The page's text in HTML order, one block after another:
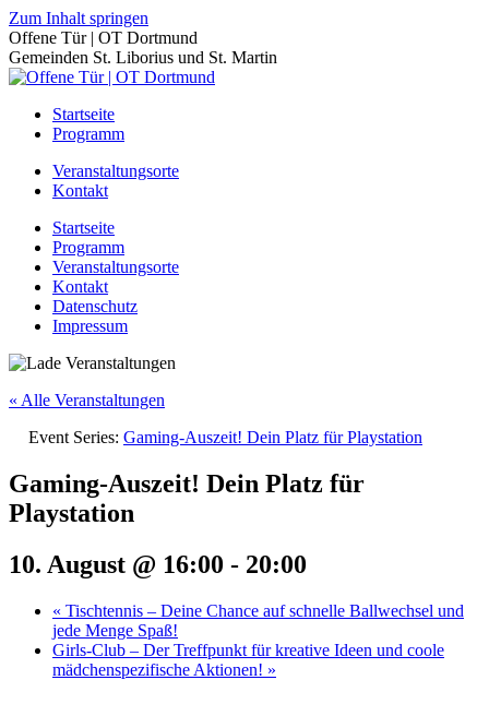
Zum Inhalt springen
Offene Tür | OT Dortmund
Gemeinden St. Liborius und St. Martin
Startseite
Programm
Veranstaltungsorte
Kontakt
Startseite
Programm
Veranstaltungsorte
Kontakt
Datenschutz
Impressum
« Alle Veranstaltungen
Event Series: Gaming-Auszeit! Dein Platz für Playstation
Gaming-Auszeit! Dein Platz für
Playstation
10. August @ 16:00 - 20:00
« Tischtennis – Deine Chance auf schnelle Ballwechsel und
jede Menge Spaß!
Girls-Club – Der Treffpunkt für kreative Ideen und coole
mädchenspezifische Aktionen! »